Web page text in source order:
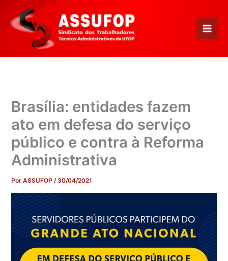
para
conteúdo
Brasília: entidades fazem
ato em defesa do serviço
público e contra à Reforma
Administrativa
PorASSUFOP/ 30/04/2021